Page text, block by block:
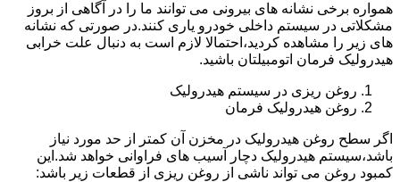
همواره برخی نشانه های بیرونی می توانند ما را در آگاهی از بروز
مشکلاتی در سیستم داخلی خودرو یاری کنند.در صورتی که نشانه
های زیر را مشاهده کردید،احتمالا لازم است به دنبال علت خرابی
هیدرولیک فرمان اتومبیلتان باشید.
روغن ریزی در سیستم هیدرولیک
روغن هیدرولیک فرمان
اگر سطح روغن هیدرولیک در مخزن آن کمتر از حد مورد نیاز
باشد،سیستم هیدرولیک دچار آسیب های فراوانی خواهد شد.این
کمبود روغن می تواند ناشی از روغن ریزی از قطعات زیر باشد: